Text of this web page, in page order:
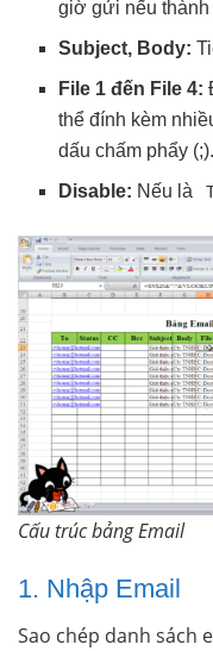
giờ gửi nếu
Subject, Body:
File 1 đến File 4:
thể đính kèm
dấu chấm phẩy (;).
Disable: Nếu là
Cấu trúc bảng Email
1. Nhập Email
Sao chép danh sách